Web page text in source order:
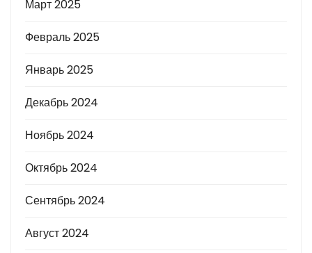
Март 2025
Февраль 2025
Январь 2025
Декабрь 2024
Ноябрь 2024
Октябрь 2024
Сентябрь 2024
Август 2024